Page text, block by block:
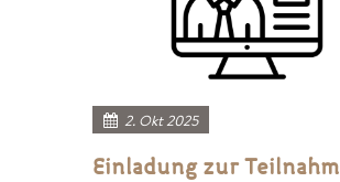
Einladung zur
2. Okt 2025